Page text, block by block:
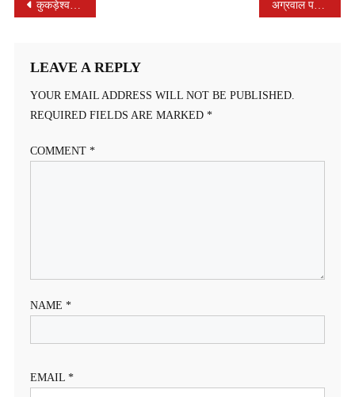
POST
कुकड़ेश्वर ब्लॉक कांग्रेस ने पांच मुख्य मांगो को लेकर दिया धरना
LEAVE A REPLY
YOUR EMAIL ADDRESS WILL NOT BE PUBLISHED.
REQUIRED FIELDS ARE MARKED *
COMMENT *
NAME *
EMAIL *